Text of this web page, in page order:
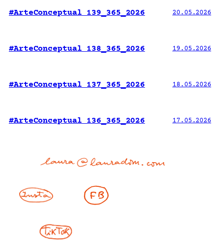
#ArteConceptual 139_365_2026 20.05.2026
#ArteConceptual 138_365_2026 19.05.2026
#ArteConceptual 137_365_2026 18.05.2026
#ArteConceptual 136_365_2026 17.05.2026